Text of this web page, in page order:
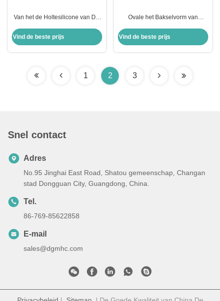
Van het de Holtesilicone van Diy
Vriendschappelijke 4 Aangepaste
Vind de beste prijs
Ovale het Bakselvorm van
de Zeepvorm van het
Vind de beste prijs
1 2 3
Snel contact
Adres
No.95 Jinghai East Road, Shatou gemeenschap, Changan
stad Dongguan City, Guangdong, China.
Tel.
86-769-85622858
E-mail
sales@dgmhc.com